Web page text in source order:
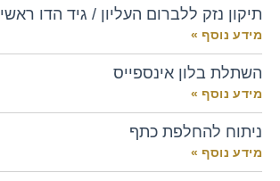
תיקון נזק ללברום העליון / גיד הדו ראשי
מידע נוסף »
השתלת בלון אינספייס
מידע נוסף »
ניתוח להחלפת כתף
מידע נוסף »